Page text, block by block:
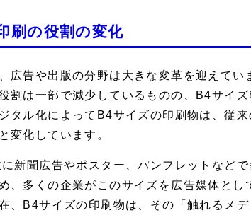
刷の役割の変化
広告や出版の分野は大きな変革を迎えてい
割は一部で減少しているものの、B4サイ
タル化によってB4サイズの印刷物は、従来
変化しています。
新聞広告やポスター、パンフレットなど
、多くの企業がこのサイズを広告媒体とし
、B4サイズの印刷物は、その「触れるメ